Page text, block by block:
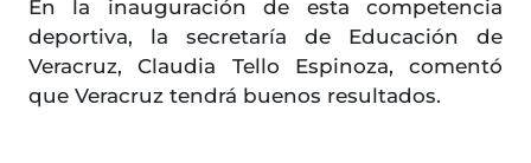
En la inauguración de esta competencia
deportiva, la secretaría de Educación de
Veracruz, Claudia Tello Espinoza, comentó
que Veracruz tendrá buenos resultados.